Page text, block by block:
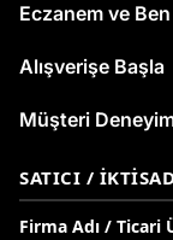
Eczanem ve Ben
Alışverişe Başla
Müşteri
SATICI /
Firma Adı / Ticari